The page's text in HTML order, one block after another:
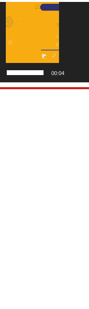
00:04